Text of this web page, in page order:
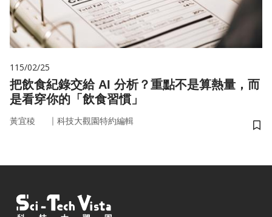
115/02/25
把飲食紀錄交給 AI 分析？重點不是算熱量，而
是看穿你的「飲食習慣」
黃宜稜 ｜ 科技大觀園特約編輯
儲